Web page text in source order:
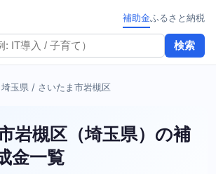
検索
補助金ふるさと納税
埼玉県 / さいたま市岩槻区
岩槻区（埼玉県）の補
金一覧